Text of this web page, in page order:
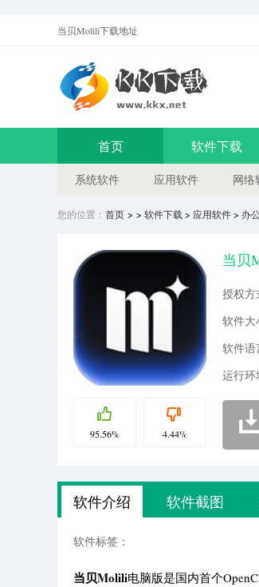
当贝Molili下载地址
首页 软件下载
系统软件 应用软件 网络
您的位置： 首页 > > 软件下载 > 应用软件> 办
95.56% 4.44%
当贝
授权方
软件大
软件语
运行环
软件介绍 软件截图
软件标签：
当贝Molili电脑版是国内首个